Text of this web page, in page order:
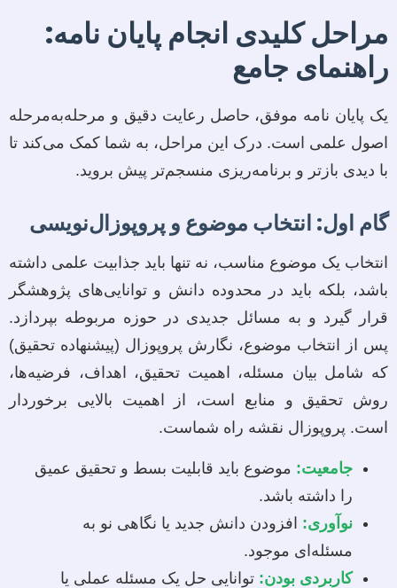
مراحل کلیدی انجام پایان نامه:
راهنمای جامع
یک پایان نامه موفق، حاصل رعایت دقیق و مرحله‌به‌مرحله
اصول علمی است. درک این مراحل، به شما کمک می‌کند تا
با دیدی بازتر و برنامه‌ریزی منسجم‌تر پیش بروید.
گام اول: انتخاب موضوع و پروپوزال‌نویسی
انتخاب یک موضوع مناسب، نه تنها باید جذابیت علمی داشته
باشد، بلکه باید در محدوده دانش و توانایی‌های پژوهشگر
قرار گیرد و به مسائل جدیدی در حوزه مربوطه بپردازد.
پس از انتخاب موضوع، نگارش پروپوزال (پیشنهاده تحقیق)
که شامل بیان مسئله، اهمیت تحقیق، اهداف، فرضیه‌ها،
روش تحقیق و منابع است، از اهمیت بالایی برخوردار
است. پروپوزال نقشه راه شماست.
جامعیت: موضوع باید قابلیت بسط و تحقیق عمیق
را داشته باشد.
نوآوری: افزودن دانش جدید یا نگاهی نو به
مسئله‌ای موجود.
کاربردی بودن: توانایی حل یک مسئله عملی یا